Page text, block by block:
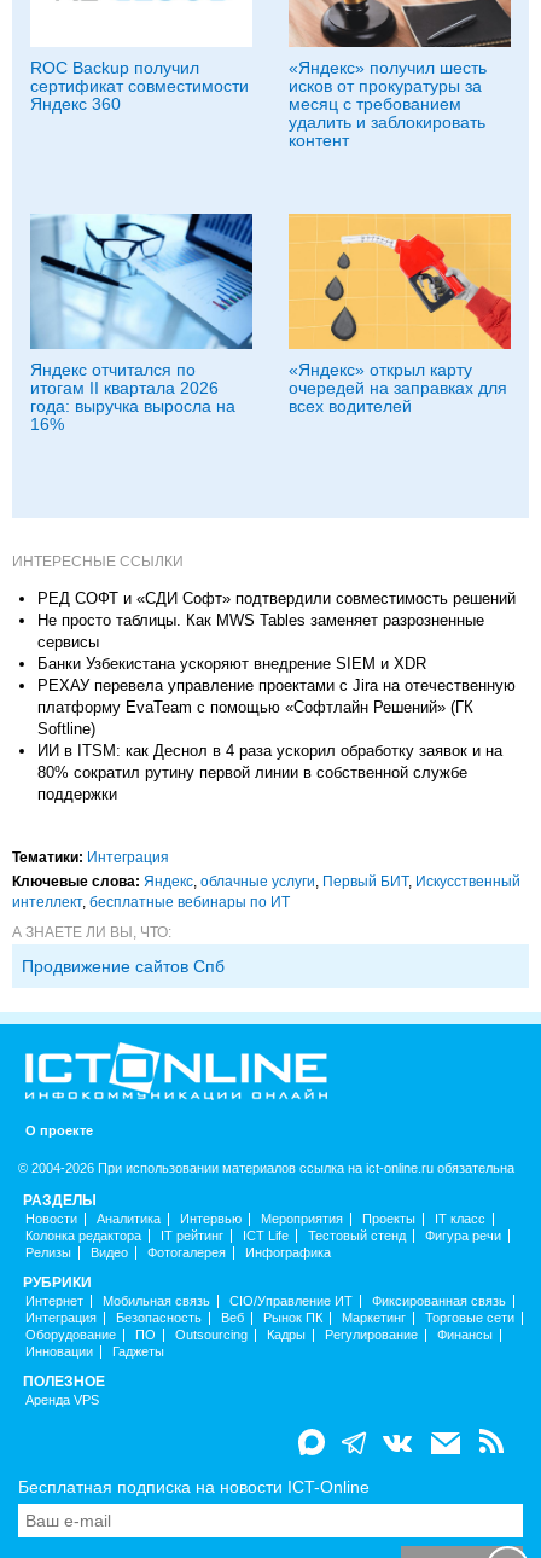
ROC Backup получил
сертификат совместимости
Яндекс 360
«Яндекс» получил шесть
исков от прокуратуры за
месяц с требованием
удалить и заблокировать
контент
Яндекс отчитался по
итогам II квартала 2026
года: выручка выросла на
16%
«Яндекс» открыл карту
очередей на заправках для
всех водителей
ИНТЕРЕСНЫЕ ССЫЛКИ
РЕД СОФТ и «СДИ Софт» подтвердили совместимость решений
Не просто таблицы. Как MWS Tables заменяет разрозненные
сервисы
Банки Узбекистана ускоряют внедрение SIEM и XDR
РЕХАУ перевела управление проектами с Jira на отечественную
платформу EvaTeam с помощью «Софтлайн Решений» (ГК
Softline)
ИИ в ITSM: как Деснол в 4 раза ускорил обработку заявок и на
80% сократил рутину первой линии в собственной службе
поддержки
Тематики: Интеграция
Ключевые слова: Яндекс облачные услуги Первый БИТ, Искусственный
интеллект, бесплатные вебинары по ИТ
А ЗНАЕТЕ ЛИ ВЫ, ЧТО:
Продвижение сайтов Спб
О проекте
© 2004-2026 При использовании материалов ссылка на ict-online.ru обязательна
РАЗДЕЛЫ
Новости Аналитика Интервью Мероприятия Проекты
IT класс
Колонка редактора
IT рейтинг ICT Life Тестовый стенд
Фигура речи
Релизы
Видео Фотогалерея Инфографика
РУБРИКИ
Интернет Мобильная связь CIO/Управление ИТ
Фиксированная связь
Интеграция
Безопасность Веб Рынок ПК Маркетинг
Торговые сети
Оборудование
ПО Outsourcing Кадры Регулирование
Финансы
Инновации
Гаджеты
ПОЛЕЗНОЕ
Аренда VPS
Бесплатная подписка на новости ICT-Online